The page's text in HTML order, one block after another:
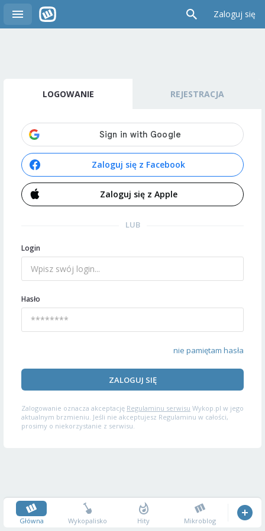
Zaloguj się
LOGOWANIE REJESTRACJA
Zaloguj się z Facebook
Zaloguj się z Apple
LUB
Login
Hasło
nie pamiętam hasła
ZALOGUJ SIĘ
Zalogowanie oznacza akceptację Regulaminu serwisu Wykop.pl w jego
aktualnym brzmieniu. Jeśli nie akceptujesz Regulaminu w całości,
prosimy o niekorzystanie z serwisu.
Główna Wykopalisko Hity Mikroblog